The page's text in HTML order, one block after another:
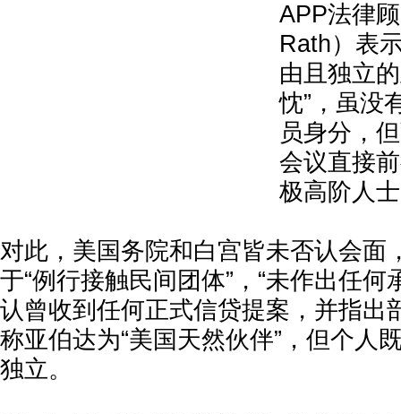
APP法律
Rath）表
由且独立
忱”，虽没
员身分，
会议直接
极高阶人
对此，美国务院和白宫皆未否认会面
于“例行接触民间团体”，“未作出任何
认曾收到任何正式信贷提案，并指出
称亚伯达为“美国天然伙伴”，但个人
独立。